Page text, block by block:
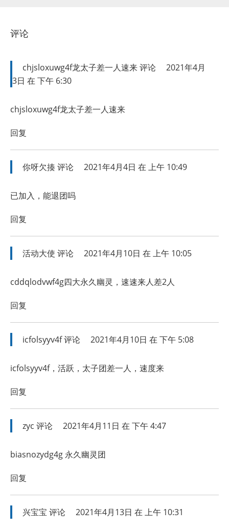
评论
chjsloxuwg4f龙太子差一人速来评论
2021年4月
3日 在 下午 6:30
chjsloxuwg4f龙太子差一人速来
回复
你呀欠揍 评论 2021年4月4日 在 上午 10:49
已加入，能退团吗
回复
活动大使 评论 2021年4月10日 在 上午 10:05
cddqlodvwf4g四大永久幽灵，速速来人差2人
回复
icfolsyyv4f评论 2021年4月10日 在 下午 5:08
icfolsyyv4f，活跃，太子团差一人，速度来
回复
zyc 评论 2021年4月11日 在 下午 4:47
biasnozydg4g 永久幽灵团
回复
兴宝宝 评论 2021年4月13日 在 上午 10:31